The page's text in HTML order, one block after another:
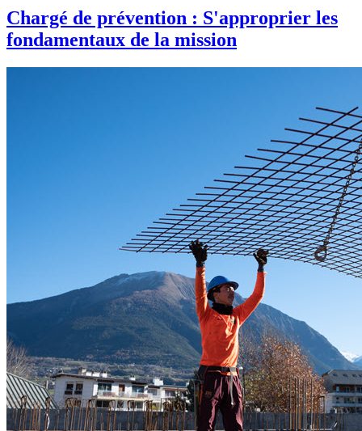
Chargé de prévention : S'approprier les
fondamentaux de la mission